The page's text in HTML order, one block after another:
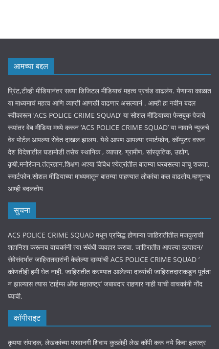
आमच्या बद्दल
प्रिंट,टीव्ही मीडियानंतर सध्या डिजिटल मीडियाचं महत्व प्रचंड वाढलंय. येणाऱ्या काळात
या माध्यमाचं महत्व आणि व्याप्ती आणखी वाढणार असल्यानं . आम्ही हा नवीन बदल
स्वीकारून ‘ACS POLICE CRIME SQUAD’ या सोशल मीडियाच्या फेसबुक पेजचे
रूपांतर वेब मीडिया मध्ये करून ‘ACS POLICE CRIME SQUAD’ या नावाने न्युजचे
वेब पोर्टल आपल्या सेवेत दाखल झालय. येथे आपण आपल्या स्मार्टफोन, कॉम्पुटर वरून
देश विदेशातील घडामोडी तसेच स्थानिक , व्यापार, ग्रामीण, सांस्कृतिक, उद्योग,
कृषी,मनोरंजन,तंत्रज्ञान,शिक्षण अश्या विविध श्येत्रांतील बातम्या घरबसल्या वाचू शकता.
स्मार्टफोन,सोशल मीडियाच्या माध्यमातून बातम्या पाहण्यात लोकांचा कल वाढतोय,म्हणूनच
आम्ही बदलतोय
सुचना
ACS POLICE CRIME SQUAD मधून प्रसिद्ध होणाऱ्या जाहिरातीतील मजकुराची
शहानिशा करूनच वाचकांनी त्या संबंधी व्यवहार करावा. जाहिरातीत आपल्या उत्पादन/
सेवेसंदर्भात जाहिरातदारांनी केलेल्या दाव्यांची ACS POLICE CRIME SQUAD ‘
कोणतीही हमी घेत नाही. जाहिरातीत करण्यात आलेल्या दाव्यांची जाहिरातदाराकडून पूर्तता
न झाल्यास त्यास ‘टाईम्स ऑफ महाराष्ट्र’ जबाबदार राहणार नाही याची वाचकांनी नोंद
घ्यावी.
कॉपीराइट
कृपया संपादक, लेखकांच्या परवानगी शिवाय कुठलेही लेख कॉपी करू नये किवा इतरत्र